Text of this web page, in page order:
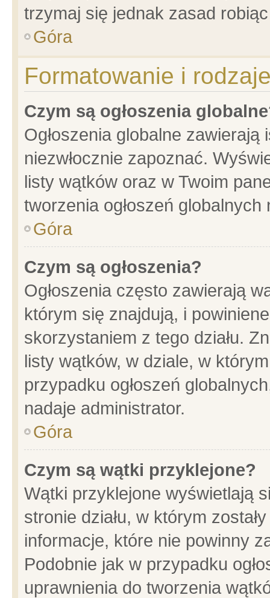
trzymaj się jednak zasad
Góra
Formatowanie i
Czym są ogłoszenia
Ogłoszenia globalne
niezwłocznie zapoznać.
listy wątków oraz w Twoim
tworzenia ogłoszeń
Góra
Czym są ogłoszenia?
Ogłoszenia często zawierają
którym się znajdują, i
skorzystaniem z tego działu.
listy wątków, w dziale, w
przypadku ogłoszeń
nadaje administrator.
Góra
Czym są wątki przyklejone?
Wątki przyklejone wyświetlają
stronie działu, w którym
informacje, które nie powinny
Podobnie jak w przypadku
uprawnienia do tworzenia